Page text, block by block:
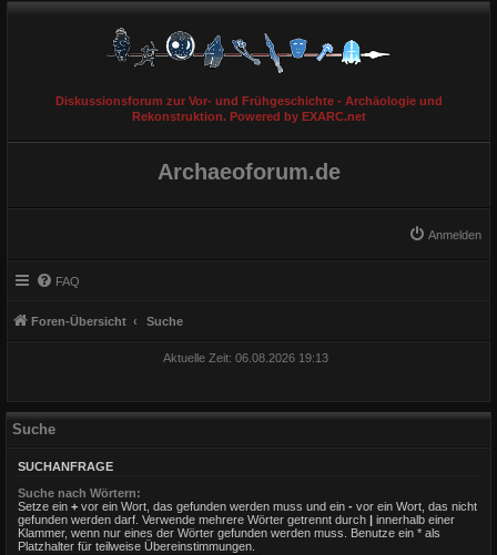
Diskussionsforum zur Vor- und Frühgeschichte - Archäologie und
Rekonstruktion. Powered by EXARC.net
Archaeoforum.de
Anmelden
FAQ
Foren-Übersicht Suche
Aktuelle Zeit: 06.08.2026 19:13
Suche
SUCHANFRAGE
Suche nach Wörtern:
Setze ein + vor ein Wort, das gefunden werden muss und ein - vor ein Wort, das nicht
gefunden werden darf. Verwende mehrere Wörter getrennt durch
innerhalb einer
Klammer, wenn nur eines der Wörter gefunden werden muss. Benutze ein * als
Platzhalter für teilweise Übereinstimmungen.